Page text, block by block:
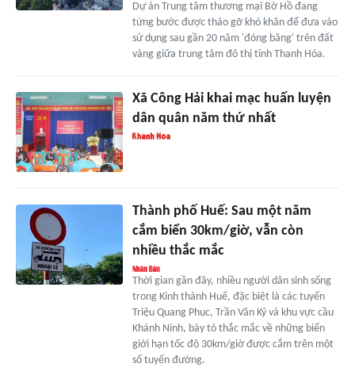
Dự án Trung tâm thương mại Bờ Hồ đang
từng bước được tháo gỡ khó khăn để đưa vào
sử dụng sau gần 20 năm 'đóng băng' trên đất
vàng giữa trung tâm đô thị tỉnh Thanh Hóa.
Xã Công Hải khai mạc huấn luyện
dân quân năm thứ nhất
Thành phố Huế: Sau một năm
cắm biển 30km/giờ, vẫn còn
nhiều thắc mắc
Thời gian gần đây, nhiều người dân sinh sống
trong Kinh thành Huế, đặc biệt là các tuyến
Triệu Quang Phục, Trần Văn Kỷ và khu vực cầu
Khánh Ninh, bày tỏ thắc mắc về những biển
giới hạn tốc độ 30km/giờ được cắm trên một
số tuyến đường.